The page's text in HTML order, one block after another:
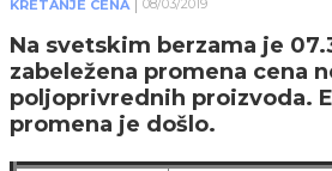
KRETANJE CENA 08/03/2019
Na svetskim berzama je
zabeležena promena cena
poljoprivrednih proizvoda.
promena je došlo.